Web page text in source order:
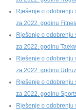
Rješenje o odobrenju
za 2022. godinu
Rješenje o odobrenju
za 2022. godinu
Rješenje o odobrenju
za 2022. godinu
Rješenje o odobrenju
za 2022. godinu
Rješenje o odobrenju